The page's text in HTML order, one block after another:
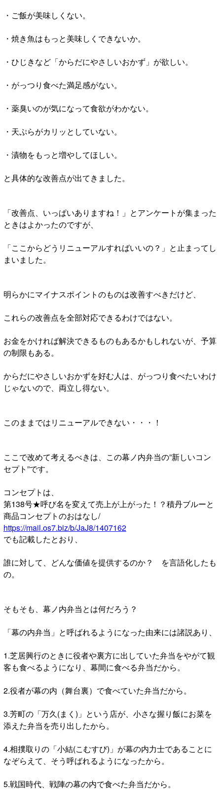
・ご飯が美味しくない。
・焼き魚はもっと美味しくできないか。
・ひじきなど「からだにやさしいおかず」が欲しい。
・がっつり食べた満足感がない。
・薬臭いのが気になって食欲がわかない。
・天ぷらがカリッとしていない。
・漬物をもっと増やしてほしい。
と具体的な改善点が出てきました。
「改善点、いっぱいありますね！」とアンケートが集まった
ときはよかったのですが、
「ここからどうリニューアルすればいいの？」と止まってし
まいました。
明らかにマイナスポイントのものは改善すべきだけど、
これらの改善点を全部対応できるわけではない。
お金をかければ解決できるものもあるかもしれないが、予算
の制限もある。
からだにやさしいおかずを好む人は、がっつり食べたいわけ
じゃないので、両立し得ない。
このままではリニューアルできない・・・！
ここで改めて考えるべきは、この幕ノ内弁当の”新しいコン
セプト”です。
コンセプトは、
第138号★呼び名を変えて売上が上がった！？積丹ブルーと
商品コンセプトのおはなし/
https://mail.os7.biz/b/JaJ8/1407162
でも記載したとおり、
誰に対して、どんな価値を提供するのか？ を言語化したも
の。
そもそも、幕ノ内弁当とは何だろう？
「幕の内弁当」と呼ばれるようになった由来には諸説あり、
1.芝居興行のときに役者や裏方に出していた弁当をやがて観
客も食べるようになり、幕間に食べる弁当だから。
2.役者が幕の内（舞台裏）で食べていた弁当だから。
3.芳町の「万久(まく)」という店が、小さな握り飯にお菜を
添えた弁当を売り出したから。
4.相撲取りの「小結(こむすび)」が幕の内力士であることに
なぞらえて、そう呼ばれるようになったから。
5.戦国時代、戦陣の幕の内で食べた弁当だから。